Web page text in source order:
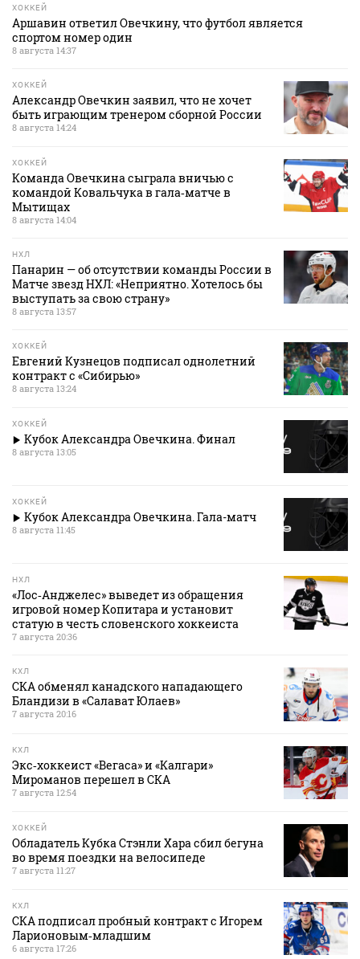
ХОККЕЙ
Аршавин ответил Овечкину, что футбол является
спортом номер один
8 августа 14:37
ХОККЕЙ
Александр Овечкин заявил, что не хочет
быть играющим тренером сборной России
8 августа 14:24
ХОККЕЙ
Команда Овечкина сыграла вничью с
командой Ковальчука в гала‑матче в
Мытищах
8 августа 14:04
НХЛ
Панарин — об отсутствии команды России в
Матче звезд НХЛ: «Неприятно. Хотелось бы
выступать за свою страну»
8 августа 13:57
ХОККЕЙ
Евгений Кузнецов подписал однолетний
контракт с «Сибирью»
8 августа 13:24
ХОККЕЙ
Кубок Александра Овечкина. Финал
8 августа 13:05
ХОККЕЙ
Кубок Александра Овечкина. Гала-матч
8 августа 11:45
НХЛ
«Лос‑Анджелес» выведет из обращения
игровой номер Копитара и установит
статую в честь словенского хоккеиста
7 августа 20:36
КХЛ
СКА обменял канадского нападающего
Бландизи в «Салават Юлаев»
7 августа 20:16
КХЛ
Экс‑хоккеист «Вегаса» и «Калгари»
Мироманов перешел в СКА
7 августа 12:54
ХОККЕЙ
Обладатель Кубка Стэнли Хара сбил бегуна
во время поездки на велосипеде
7 августа 11:27
КХЛ
СКА подписал пробный контракт с Игорем
Ларионовым‑младшим
6 августа 17:26